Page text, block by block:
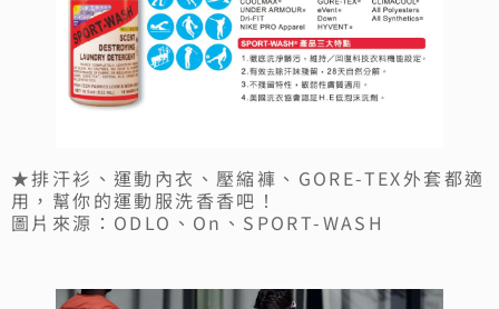
★排汗衫、運動內衣、壓縮褲、GORE-TEX外套都適
用，幫你的運動服洗香香吧！
圖片來源：ODLO、On、SPORT-WASH